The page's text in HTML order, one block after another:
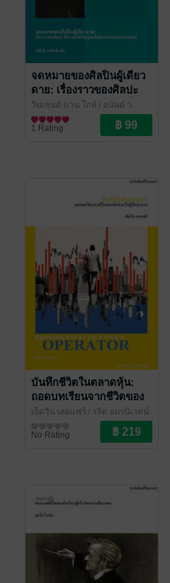
จดหมายของศิลปินผู้เดียว
ดาย: เรื่องราวของศิลปะ
ชีวิต และจิตวิญญาณที่ผลิ
บานท่ามกลางความทุกข์
วินเซนต์ แวน โกห์ / อนันต์ ว
รนันท์ แปล
/ ไศเลนทร์
ชีวประวัติ
1 Rating
บันทึกชีวิตในตลาดหุ้น:
ถอดบทเรียนจากชีวิตของ
นักเก็งกำไรผู้เป็นตำนาน
(Reminiscences of a
Stock Operator)
เอ็ดวิน เลอแฟร์ / รจิต อมรนิเวศน์
No Rating